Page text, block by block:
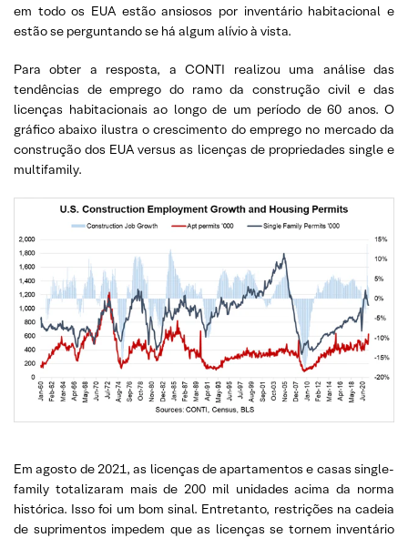
em todo os EUA estão ansiosos por inventário habitacional e
estão se perguntando se há algum alívio à vista.
Para obter a resposta, a CONTI realizou uma análise das
tendências de emprego do ramo da construção civil e das
licenças habitacionais ao longo de um período de 60 anos. O
gráfico abaixo ilustra o crescimento do emprego no mercado da
construção dos EUA versus as licenças de propriedades single e
multifamily.
Em agosto de 2021, as licenças de apartamentos e casas single-
family totalizaram mais de 200 mil unidades acima da norma
histórica. Isso foi um bom sinal. Entretanto, restrições na cadeia
de suprimentos impedem que as licenças se tornem inventário